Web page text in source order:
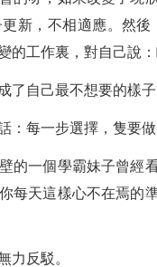
新，不相適應。然
的工作裏，對自己說
了自己最不想要的樣
：每一步選擇，隻要
的一個學霸妹子曾經
每天這樣心不在焉的
力反駁。